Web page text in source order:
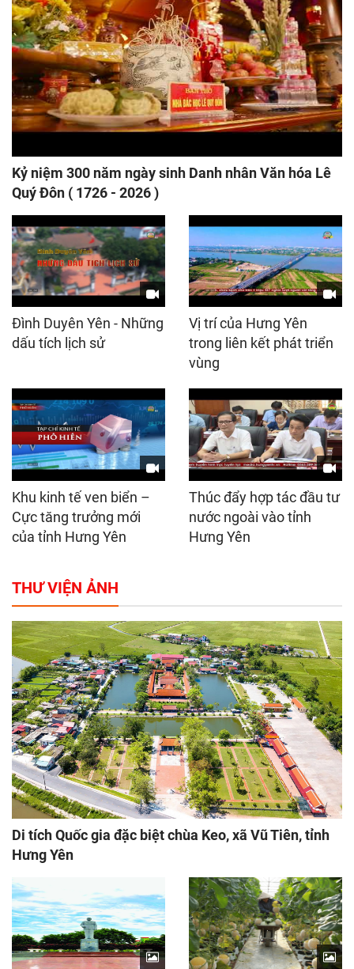
Kỷ niệm 300 năm ngày sinh Danh nhân Văn hóa Lê
Quý Đôn ( 1726 - 2026 )
Đình Duyên Yên - Những
dấu tích lịch sử
Vị trí của Hưng Yên
trong liên kết phát triển
vùng
Khu kinh tế ven biển –
Cực tăng trưởng mới
của tỉnh Hưng Yên
Thúc đẩy hợp tác đầu tư
nước ngoài vào tỉnh
Hưng Yên
THƯ VIỆN ẢNH
Di tích Quốc gia đặc biệt chùa Keo, xã Vũ Tiên, tỉnh
Hưng Yên